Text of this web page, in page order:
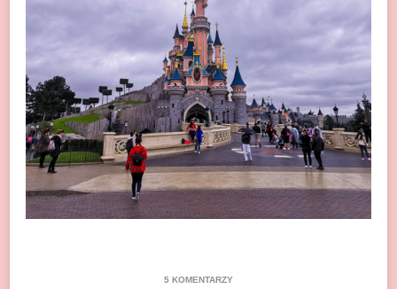
5 KOMENTARZYDO